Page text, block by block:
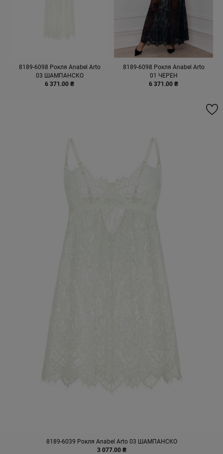
8189-6098 Рокля Anabel Arto
03 ШАМПАНСКО
6 371.00 ₴
8189-6098 Рокля Anabel Arto
01 ЧЕРЕН
6 371.00 ₴
8189-6039 Рокля Anabel Arto 03 ШАМПАНСКО
3 077.00 ₴